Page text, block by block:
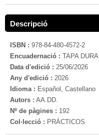
Descripció
ISBN : 978-84-480-4572-2
Encuadernació : TAPA DURA
Data d'edició : 25/06/2026
Any d'edició : 2026
Idioma : Español, Castellano
Autors : AA.DD.
Nº de pàgines : 192
Col·lecció : PRÁCTICOS